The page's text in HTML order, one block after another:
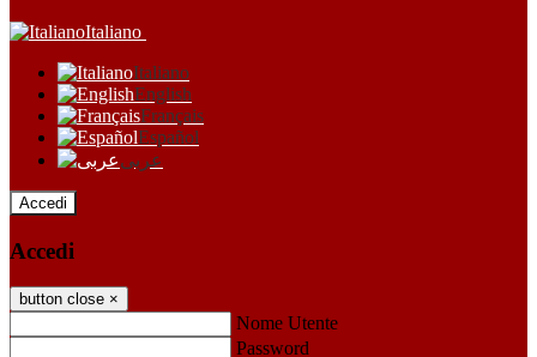
Italiano
Italiano
English
Français
Español
عربى
Accedi
Accedi
button close ×
Nome Utente
Password